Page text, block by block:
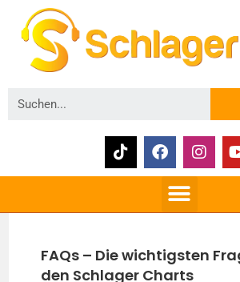
FAQs – Die wichtigsten
den Schlager Charts